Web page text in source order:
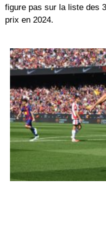
figure pas sur la liste des
prix en 2024.